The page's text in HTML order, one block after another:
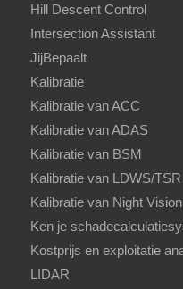
Hill Descent Control
Intersection Assistant
JijBepaalt
Kalibratie
Kalibratie van ACC
Kalibratie van ADAS
Kalibratie van BSM
Kalibratie van LDWS/TSR
Kalibratie van Night Vision
Ken je
Kostprijs en exploitatie
LIDAR